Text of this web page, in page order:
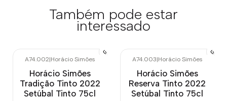
Também pode estar
interessado
A74.002|Horácio Simões
Horácio Simões
Tradição Tinto 2022
Setúbal Tinto 75cl
A74.003|Horácio Simões
Horácio Simões
Reserva Tinto 2022
Setúbal Tinto 75cl